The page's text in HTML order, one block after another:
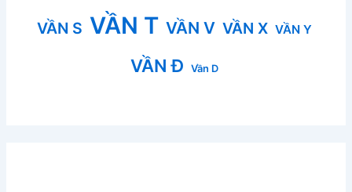
VẦN S VẦN T VẦN V VẦN X VẦN Y
VẦN Đ Vần D